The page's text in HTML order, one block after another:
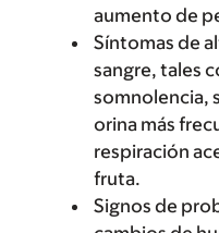
aumento de
Síntomas de
sangre, tales
somnolencia,
orina más
respiración
fruta.
Signos de